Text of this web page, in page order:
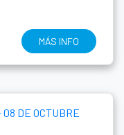
MÁS INFO